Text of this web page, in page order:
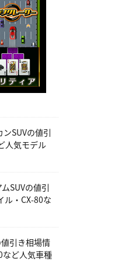
SUVの値引
人気モデル
SUVの値引
ル・CX-80な
引き相場情
など人気車種